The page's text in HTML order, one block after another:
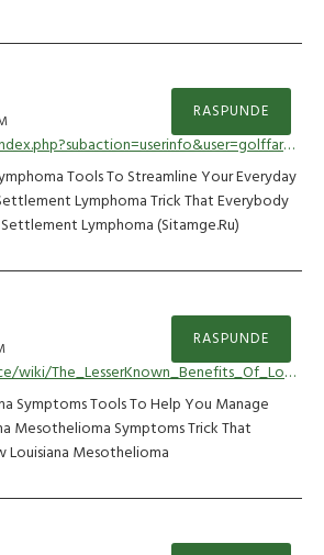
http://sitamge.ru/index.php?subaction=userinfo&user=golffarm80
RASPUNDE
Tools To Streamline Your Everyday
Lymphoma Trick That Everybody
Lymphoma (Sitamge.Ru)
https://ai-db.science/wiki/The_LesserKnown_Benefits_Of_Louisiana_Mesothelioma_Symptoms
RASPUNDE
Symptoms Tools To Help You Manage
Mesothelioma Symptoms Trick That
Louisiana Mesothelioma